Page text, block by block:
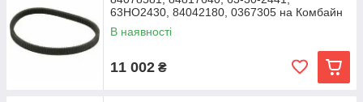
63HO2430, 84042180, 0367305 на Комбайн
2-х
В наявності
11 002 ₴